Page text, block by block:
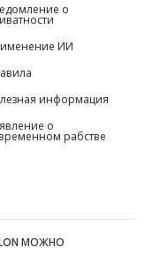
о
ИИ
информация
о
рабстве
МОЖНО